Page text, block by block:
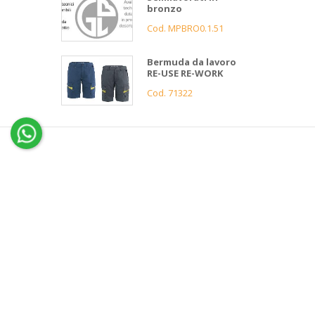
bronzo
Cod. MPBRO0.1.51
Bermuda da lavoro
RE-USE RE-WORK
Cod. 71322